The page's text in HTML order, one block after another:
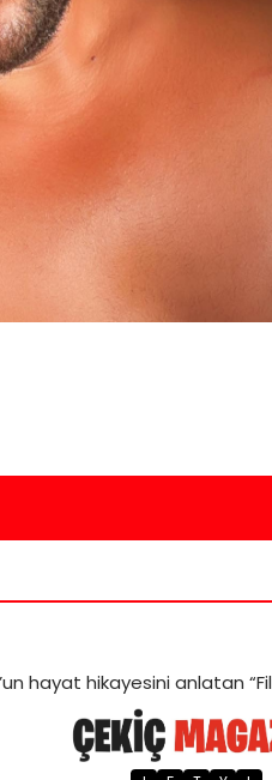
hayat hikayesini anlatan